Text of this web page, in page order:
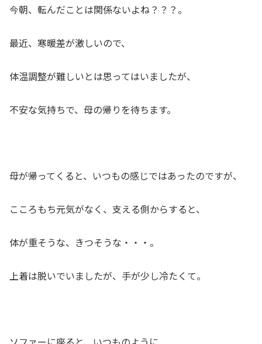
今朝、転んだことは関係ないよね？？？。
最近、寒暖差が激しいので、
体温調整が難しいとは思ってはいましたが、
不安な気持ちで、母の帰りを待ちます。
母が帰ってくると、いつもの感じではあったのですが、
こころもち元気がなく、支える側からすると、
体が重そうな、きつそうな・・・。
上着は脱いでいましたが、手が少し冷たくて。